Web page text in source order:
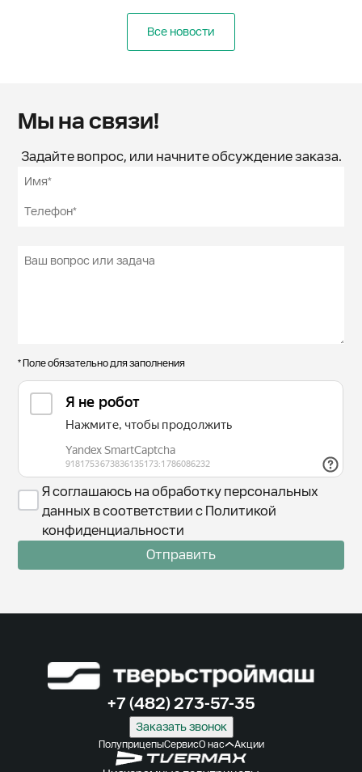
Все новости
Мы на связи!
Задайте вопрос, или начните обсуждение заказа.
* Поле обязательно для заполнения
Я соглашаюсь на обработку персональных
данных в соответствии с Политикой
конфиденциальности
Отправить
ПолуприцепыСервисО нас Акции
+7 (482) 273-57-35
Заказать звонок